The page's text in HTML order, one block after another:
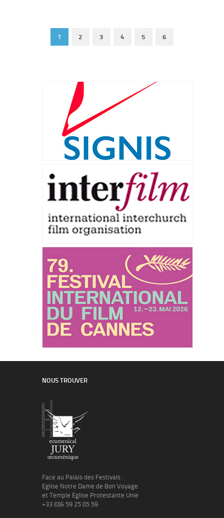
1 2 3 4 5 6
NOUS TROUVER
Face au Palais des Festivals :
Eglise Notre Dame de Bon Voyage
et Temple Eglise Protestante Unie
+33 (0)6 59 25 05 59